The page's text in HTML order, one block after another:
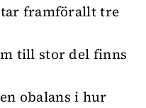
framförallt tre
till stor del finns
obalans i hur